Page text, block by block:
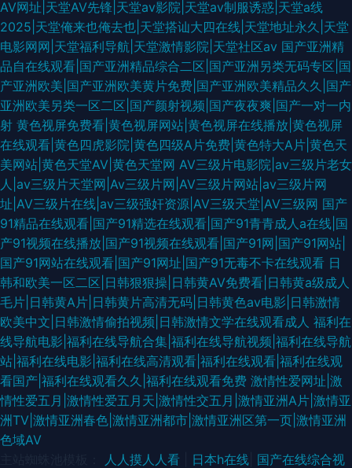
AV网址|天堂AV先锋|天堂av影院|天堂av制服诱惑|天堂a线
2025|天堂俺来也俺去也|天堂搭讪大四在线|天堂地址永久|天堂
电影网网|天堂福利导航|天堂激情影院|天堂社区av 国产亚洲精
品自在线观看|国产亚洲精品综合二区|国产亚洲另类无码专区|国
产亚洲欧美|国产亚洲欧美黄片免费|国产亚洲欧美精品久久|国产
亚洲欧美另类一区二区|国产颜射视频|国产夜夜爽|国产一对一内
射 黄色视屏免费看|黄色视屏网站|黄色视屏在线播放|黄色视屏
在线观看|黄色四虎影院|黄色四级A片免费|黄色特大A片|黄色天
美网站|黄色天堂AV|黄色天堂网 AV三级片电影院|av三级片老女
人|av三级片天堂网|Av三级片网|AV三级片网站|av三级片网
址|AV三级片在线|av三级强奸资源|AV三级天堂|AV三级网 国产
91精品在线观看|国产91精选在线观看|国产91青青成人a在线|国
产91视频在线播放|国产91视频在线观看|国产91网|国产91网站|
国产91网站在线观看|国产91网址|国产91无毒不卡在线观看 日
韩和欧美一区二区|日韩狠狠操|日韩黄AV免费看|日韩黄a级成人
毛片|日韩黄A片|日韩黄片高清无码|日韩黄色av电影|日韩激情
欧美中文|日韩激情偷拍视频|日韩激情文学在线观看成人 福利在
线导航电影|福利在线导航合集|福利在线导航视频|福利在线导航
站|福利在线电影|福利在线高清观看|福利在线观看|福利在线观
看国产|福利在线观看久久|福利在线观看免费 激情性爱网址|激
情性爱五月|激情性爱五月天|激情性交五月|激情亚洲A片|激情亚
洲TV|激情亚洲春色|激情亚洲都市|激情亚洲区第一页|激情亚洲
色域AV
人人摸人人看 日本h在线 国产在线综合视